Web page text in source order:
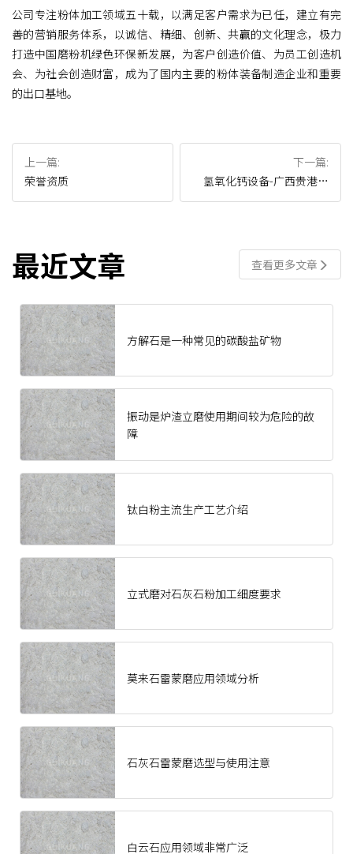
公司专注粉体加工领域五十载，以满足客户需求为已任，建立有完
善的营销服务体系，以诚信、精细、创新、共赢的文化理念，极力
打造中国磨粉机绿色环保新发展，为客户创造价值、为员工创造机
会、为社会创造财富，成为了国内主要的粉体装备制造企业和重要
的出口基地。
上一篇:
荣誉资质
下一篇:
氢氧化钙设备-广西贵港氢
氧化钙磨粉生产线
最近文章 查看更多文章
方解石是一种常见的碳酸盐矿物
振动是炉渣立磨使用期间较为危险的故
障
钛白粉主流生产工艺介绍
立式磨对石灰石粉加工细度要求
莫来石雷蒙磨应用领域分析
石灰石雷蒙磨选型与使用注意
白云石应用领域非常广泛